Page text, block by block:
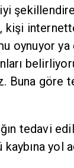
kişi
oynuyor
Buna göre
tedavi
yol